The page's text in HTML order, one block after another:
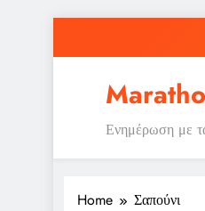
Ενημέρωση με
Home Σαπούνι